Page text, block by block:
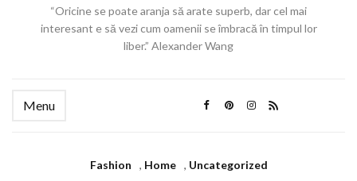
“Oricine se poate aranja să arate superb, dar cel mai
interesant e să vezi cum oamenii se îmbracă în timpul lor
liber.” Alexander Wang
Menu
Fashion , Home , Uncategorized